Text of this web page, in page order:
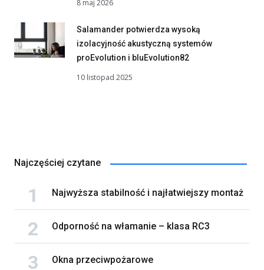
8 maj 2026
Salamander potwierdza wysoką
izolacyjność akustyczną systemów
proEvolution i bluEvolution82
10 listopad 2025
Najczęściej czytane
Najwyższa stabilność i najłatwiejszy montaż
Odporność na włamanie – klasa RC3
Okna przeciwpożarowe